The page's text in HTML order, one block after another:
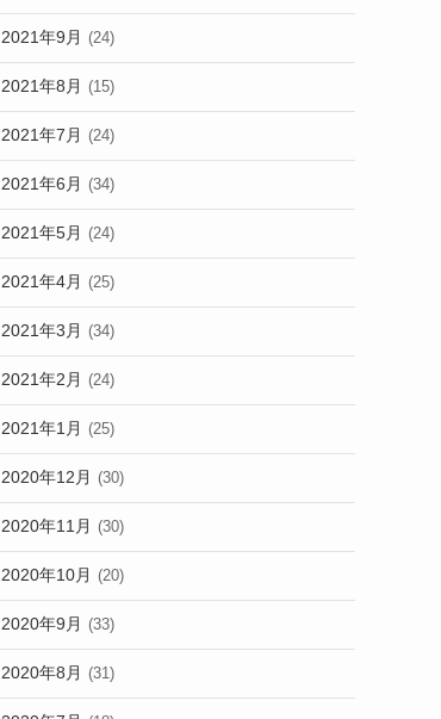
2021年9月 (24)
2021年8月 (15)
2021年7月 (24)
2021年6月 (34)
2021年5月 (24)
2021年4月 (25)
2021年3月 (34)
2021年2月 (24)
2021年1月 (25)
2020年12月 (30)
2020年11月 (30)
2020年10月 (20)
2020年9月 (33)
2020年8月 (31)